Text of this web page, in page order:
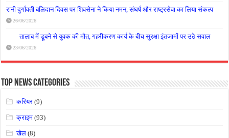
रानी दुर्गावती बलिदान दिवस पर शिवसेना ने किया नमन, संघर्ष और राष्ट्रसेवा का लिया संकल्प
26/06/2026
तालाब में डूबने से युवक की मौत, गहरीकरण कार्य के बीच सुरक्षा इंतजामों पर उठे सवाल
23/06/2026
Top News Categories
करियर (9)
क्राइम (93)
खेल (8)